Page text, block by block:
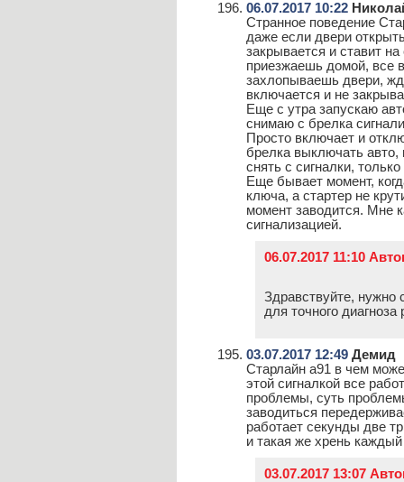
06.07.2017 10:22
Странное поведение
даже если двери
закрывается и ставит
приезжаешь домой,
захлопываешь двери,
включается и не
Еще с утра запускаю
снимаю с брелка
Просто включает и
брелка выключать авто,
снять с сигналки,
Еще бывает момент,
ключа, а стартер не
момент заводится. Мне
сигнализацией.
06.07.2017 11:10
Здравствуйте, нужно
для точного
03.07.2017 12:49 Демид
Старлайн а91 в чем
этой сигналкой все
проблемы, суть
заводиться
работает секунды две
и такая же хрень
03.07.2017 13:07